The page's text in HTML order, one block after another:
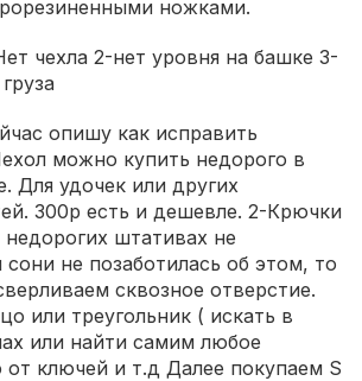
ножками.
чехла 2-нет уровня на башке 3-
опишу как исправить
можно купить недорого в
Для удочек или других
300р есть и дешевле. 2-Крючки
штативах не
не позаботилась об этом, то
сквозное отверстие.
или треугольник ( искать в
или найти самим любое
от ключей и т.д Далее покупаем S